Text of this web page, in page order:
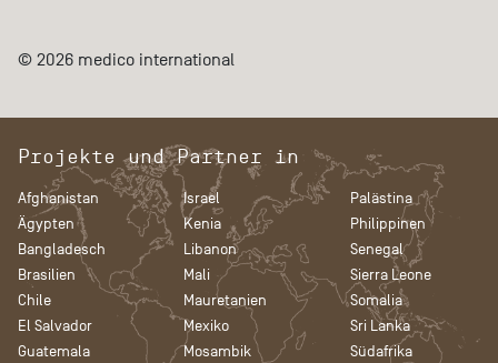
© 2026 medico international
Projekte und Partner in
Afghanistan
Ägypten
Bangladesch
Brasilien
Chile
El Salvador
Guatemala
Israel
Kenia
Libanon
Mali
Mauretanien
Mexiko
Mosambik
Palästina
Philippinen
Senegal
Sierra Leone
Somalia
Sri Lanka
Südafrika